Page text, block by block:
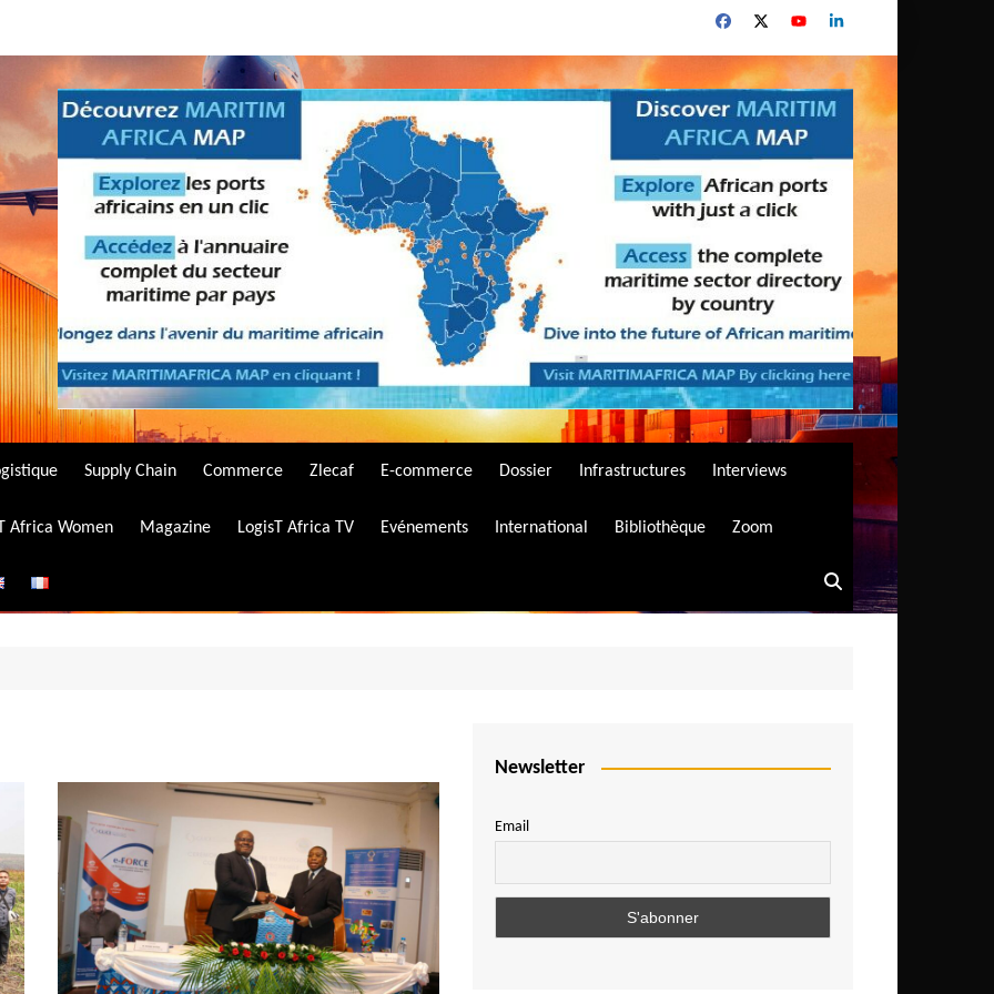
Supply Chain Commerce Zlecaf E-commerce Dossier Infrastructures Interviews
Africa Women Magazine LogisT Africa TV Evénements International Bibliothèque Zoom
Newsletter
Email